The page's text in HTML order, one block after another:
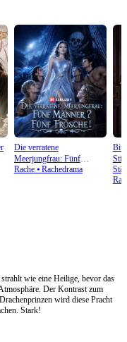
Die verratene
Meerjungfrau: Fünf
Männer? Fünf Frösche!
Rache⦁ Rachedrama
wie eine Heilige, bevor das
Der Kontrast zum
wird diese Pracht
Stark!